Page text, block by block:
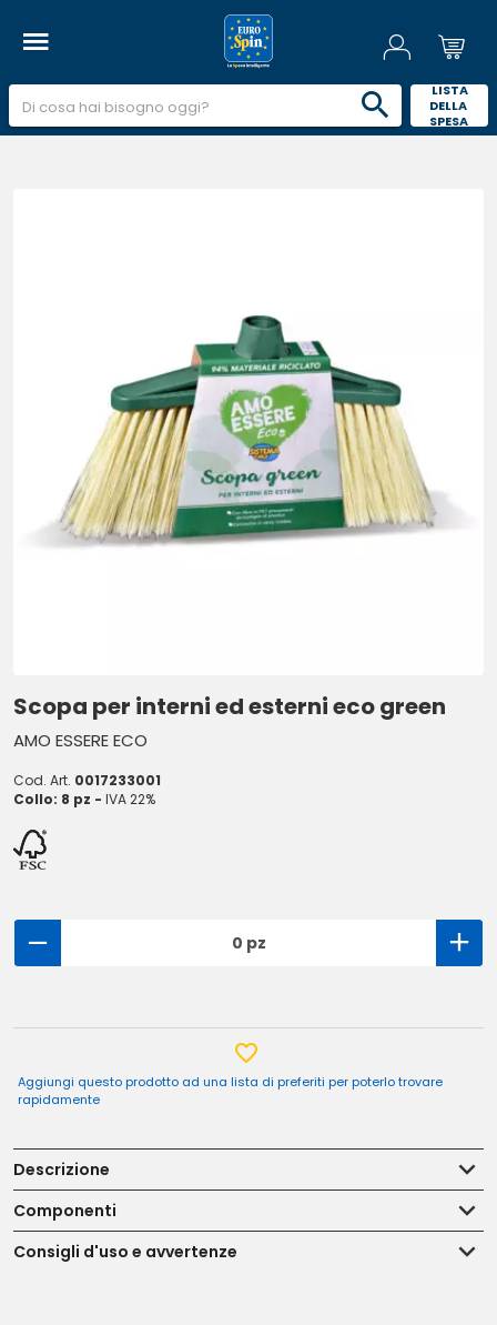
LISTA
DELLA
SPESA
Scopa per interni ed esterni eco green
AMO ESSERE ECO
Cod. Art. 0017233001
Collo: 8 pz - IVA 22%
0 pz
Aggiungi questo prodotto ad una lista di preferiti per poterlo trovare
rapidamente
Descrizione
Componenti
Consigli d'uso e avvertenze